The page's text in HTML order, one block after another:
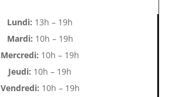
Lundi: 13h – 19h
Mardi: 10h – 19h
Mercredi: 10h – 19h
Jeudi: 10h – 19h
Vendredi: 10h – 19h